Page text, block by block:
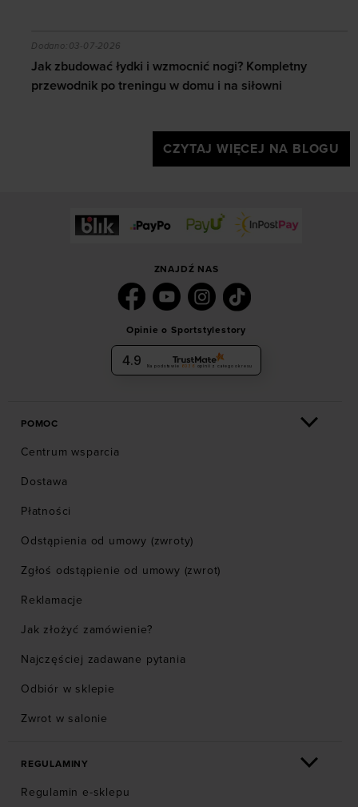
mapę i jaki sprzęt wybrać?
Jak zbudować łydki i wzmocnić nogi? Kompletny
Dodano:03-07-2026
Jak zbudować łydki i wzmocnić nogi? Kompletny
przewodnik po treningu w domu i na siłowni
CZYTAJ WIĘCEJ NA BLOGU
ZNAJDŹ NAS
Opinie o Sportstylestory
4.9 Na podstawie 6036 opinii z całego okresu
POMOC
Centrum wsparcia
Dostawa
Płatności
Odstąpienia od umowy (zwroty)
Zgłoś odstąpienie od umowy (zwrot)
Reklamacje
Jak złożyć zamówienie?
Najczęściej zadawane pytania
Odbiór w sklepie
Zwrot w salonie
REGULAMINY
Regulamin e-sklepu